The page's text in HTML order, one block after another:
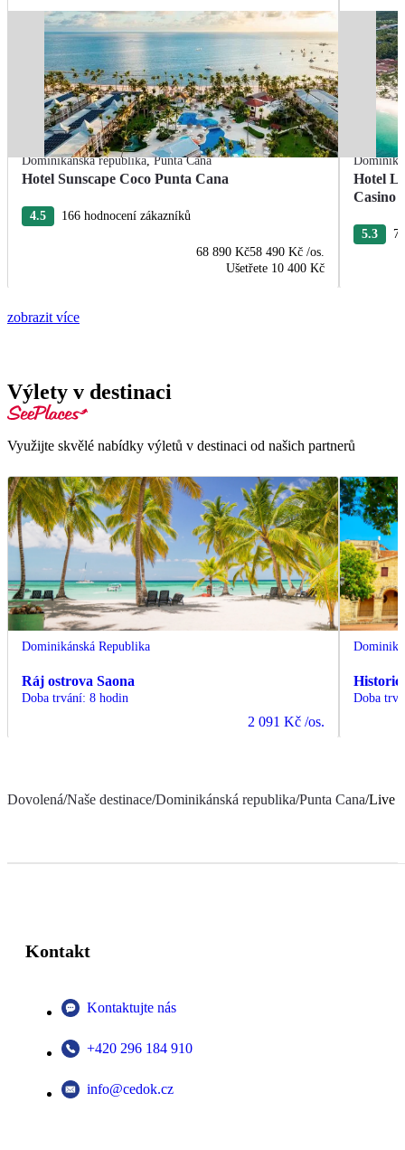
Dominikánská republika,Punta Cana
Hotel Sunscape Coco Punta Cana
4.5 166 hodnocení zákazníků
68 890 Kč58 490 Kč /os.
Ušetřete 10 400 Kč
Hotel
Casino
5.3
zobrazit více
Výlety v destinaci
Využijte skvělé nabídky výletů v destinaci od našich partnerů
Dominikánská Republika
Ráj ostrova Saona
Doba trvání: 8 hodin
2 091 Kč /os.
Doba
Dovolená/Naše destinace/Dominikánská republika/Punta Cana/Live
Kontakt
Kontaktujte nás
+420 296 184 910
info@cedok.cz